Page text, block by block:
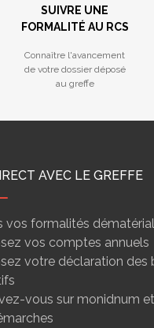
SUIVRE UNE
FORMALITÉ AU RCS
Connaître l'avancement
de votre dossier déposé
au greffe
AVEC LE GREFFE
vos formalités
vos comptes annuels
votre déclaration des
vous sur monidnum